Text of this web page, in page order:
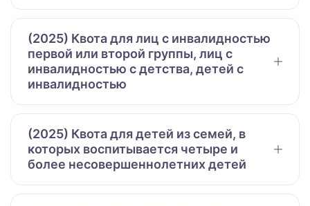
(2025) Квота для лиц с инвалидностью
первой или второй группы, лиц с
инвалидностью с детства, детей с
инвалидностью
(2025) Квота для детей из семей, в
которых воспитывается четыре и
более несовершеннолетних детей